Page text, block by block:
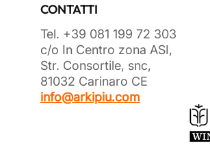
CONTATTI
Tel. +39 081 199 72 303
c/o In Centro zona ASI,
Str. Consortile, snc,
81032 Carinaro CE
info@arkipiu.com